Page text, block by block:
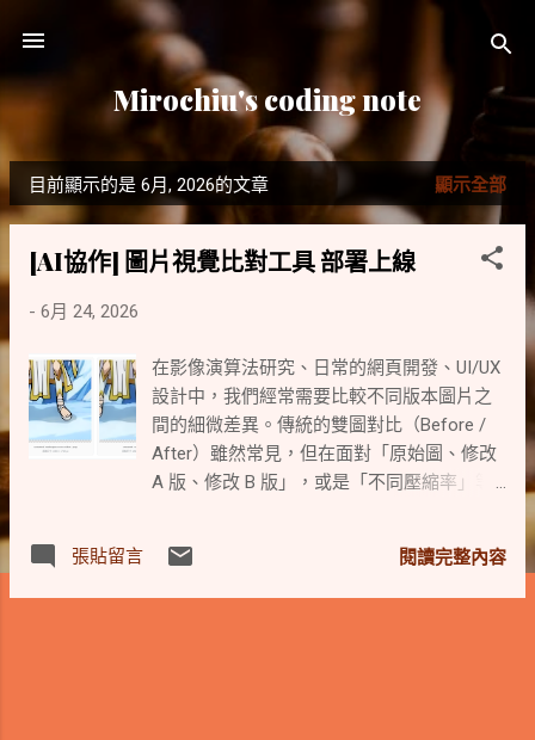
Mirochiu's coding note
發
文
章
目前顯示的是 6月, 2026的文章 顯示全部
[AI協作] 圖片視覺比對工具 部署上線
- 6月 24, 2026
在影像演算法研究、日常的網頁開發、UI/UX
設計中，我們經常需要比較不同版本圖片之
間的細微差異。傳統的雙圖對比（Before /
After）雖然常見，但在面對「原始圖、修改
A 版、修改 B 版」，或是「不同壓縮率」等
的比對工具，但事過境遷已無繼續維護。為
了解決這個痛點，現在可以與 AI（Gemini）
張貼留言 閱讀完整內容